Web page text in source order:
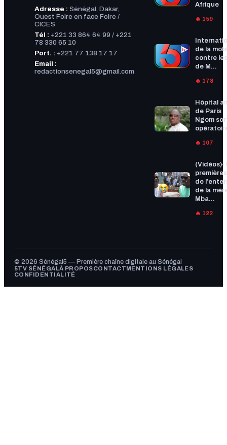
Adresse : Sénégal, Dakar,
Ouest Foire en face Foire /
CICES
Tél : +221 33 864 64 99 / +221
78 330 65 10
Port. : +221 77 138 17 17
Email :
redactionsenegal5@gmail.com
Afrique
🔥 159
de la
contre
de M...
🔥 178
Hôpital
de Paris :
Ngom
🔥 107
(Vidéos)-
de
de la
Mba...
🔥 122
© 2026 Sénégal5 — Première chaîne digitale au Sénégal
5TV SÉNÉGALÀ PROPOSCONTACTMENTIONS LÉGALES
CONFIDENTIALITÉ